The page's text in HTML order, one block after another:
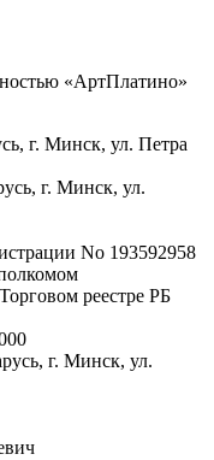
«АртПлатино»
г. Минск, ул. Петра
г. Минск, ул.
No 193592958
реестре РБ
г. Минск, ул.